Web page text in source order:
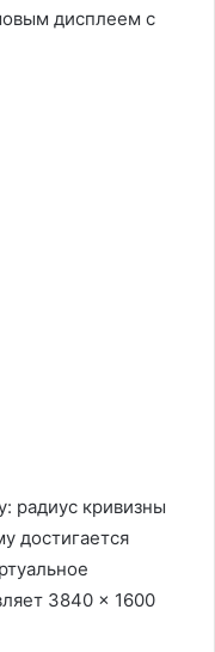
дисплеем с
радиус кривизны
достигается
3840 × 1600